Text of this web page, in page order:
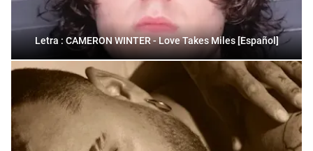
Letra : CAMERON WINTER - Love Takes Miles [Español]